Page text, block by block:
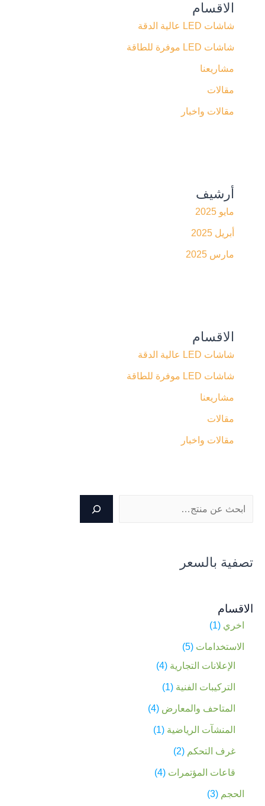
الاقسام
شاشات LED عالية الدقة
شاشات LED موفرة للطاقة
مشاريعنا
مقالات
مقالات واخبار
أرشيف
مايو 2025
أبريل 2025
مارس 2025
الاقسام
شاشات LED عالية الدقة
شاشات LED موفرة للطاقة
مشاريعنا
مقالات
مقالات واخبار
تصفية بالسعر
الاقسام
اخري 1
الاستخدامات 5
الإعلانات التجارية 4
التركيبات الفنية 1
المتاحف والمعارض 4
المنشآت الرياضية 1
غرف التحكم 2
قاعات المؤتمرات 4
الحجم 3